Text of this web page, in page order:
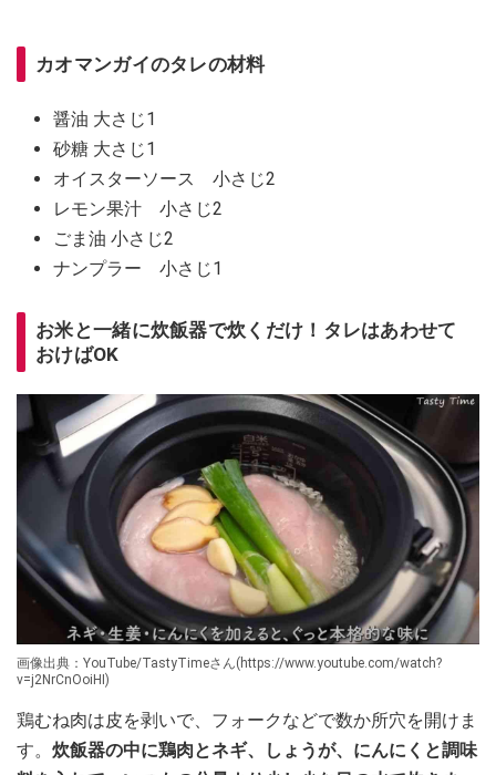
カオマンガイのタレの材料
醤油 大さじ1
砂糖 大さじ1
オイスターソース 小さじ2
レモン果汁 小さじ2
ごま油 小さじ2
ナンプラー 小さじ1
お米と一緒に炊飯器で炊くだけ！タレはあわせて
おけばOK
画像出典：YouTube/TastyTimeさん(https://www.youtube.com/watch?
v=j2NrCnOoiHI)
鶏むね肉は皮を剥いで、フォークなどで数か所穴を開けま
す。 炊飯器の中に鶏肉とネギ、しょうが、にんにくと調味